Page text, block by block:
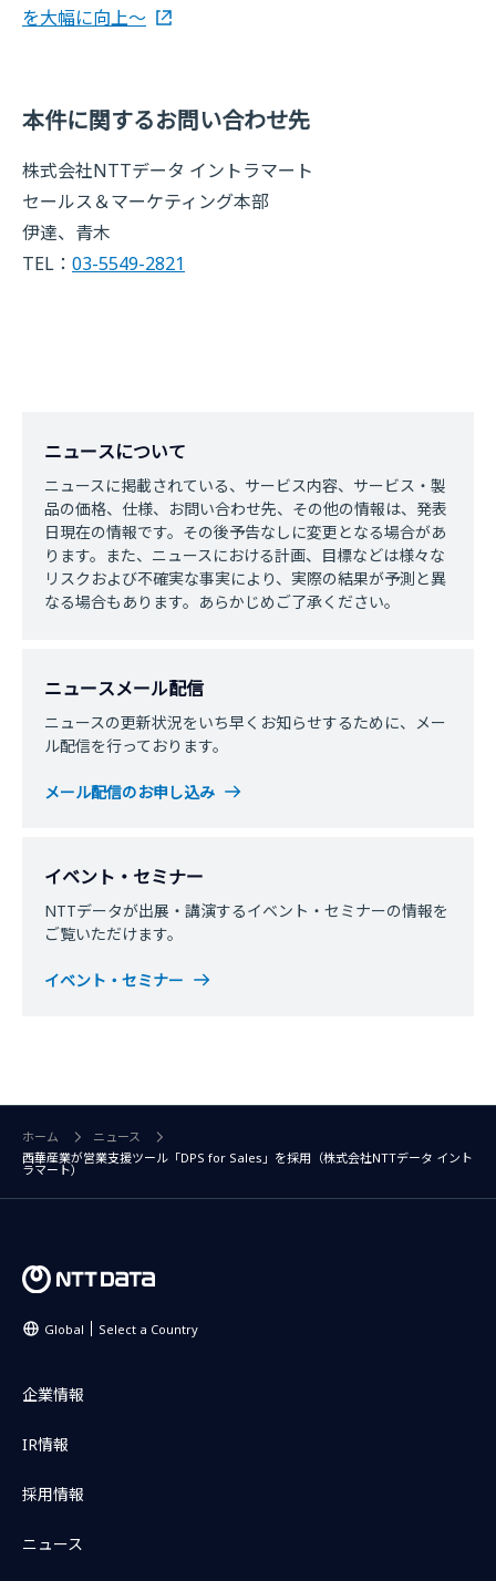
を大幅に向上～
本件に関するお問い合わせ先
株式会社NTTデータ イントラマート
セールス＆マーケティング本部
伊達、青木
TEL： 03-5549-2821
ニュースについて
ニュースに掲載されている、サービス内容、サービス・製
品の価格、仕様、お問い合わせ先、その他の情報は、発表
日現在の情報です。その後予告なしに変更となる場合があ
ります。また、ニュースにおける計画、目標などは様々な
リスクおよび不確実な事実により、実際の結果が予測と異
なる場合もあります。あらかじめご了承ください。
ニュースメール配信
ニュースの更新状況をいち早くお知らせするために、メー
ル配信を行っております。
メール配信のお申し込み
イベント・セミナー
NTTデータが出展・講演するイベント・セミナーの情報を
ご覧いただけます。
イベント・セミナー
ホーム
ニュース
西華産業が営業支援ツール「DPS for Sales」を採用（株式会社NTTデータ イント
ラマート）
Global Select a Country
企業情報
IR情報
採用情報
ニュース